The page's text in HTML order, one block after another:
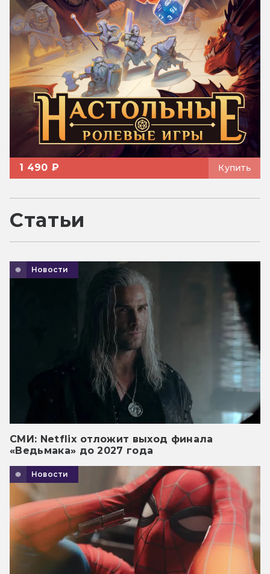
1 490 ₽ Купить
Статьи
Новости
СМИ: Netflix отложит выход финала
«Ведьмака» до 2027 года
Новости